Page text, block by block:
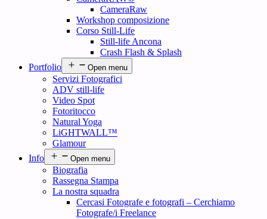
CameraRaw
Workshop composizione
Corso Still-Life
Still-life Ancona
Crash Flash & Splash
Portfolio
Open menu
Servizi Fotografici
ADV still-life
Video Spot
Fotoritocco
Natural Yoga
LiGHTWALL™
Glamour
Info
Open menu
Biografia
Rassegna Stampa
La nostra squadra
Cercasi Fotografe e fotografi – Cerchiamo
Fotografe/i Freelance